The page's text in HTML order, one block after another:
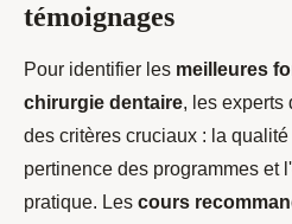
témoignages
Pour identifier les meilleures
chirurgie dentaire, les experts
des critères cruciaux : la
pertinence des programmes et
pratique. Les cours